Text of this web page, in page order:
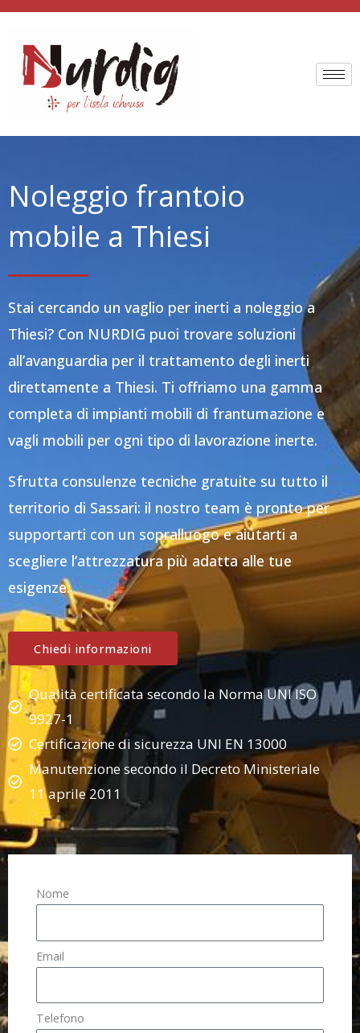
Vai
contenuto
Noleggio frantoio
mobile a Thiesi
Stai cercando un vaglio per inerti a noleggio a
Thiesi? Con NURDIG puoi trovare soluzioni
all’avanguardia per il trattamento degli inerti
direttamente a Thiesi. Ti offriamo una gamma
completa di impianti mobili di frantumazione e
vagli mobili per ogni tipo di lavorazione inerte.
Sfrutta consulenze tecniche gratuite su tutto il
territorio di Sassari: il nostro team è pronto per
supportarti con un sopralluogo e aiutarti a
scegliere l’attrezzatura più adatta alle tue
esigenze.
Chiedi informazioni
Qualità certificata secondo la Norma UNI ISO
9927-1
Certificazione di sicurezza UNI EN 13000
Manutenzione secondo il Decreto Ministeriale
11 aprile 2011
Nome
Email
Telefono